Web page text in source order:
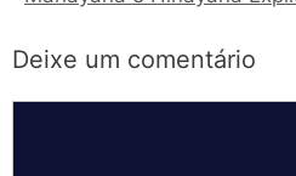
Deixe um comentário